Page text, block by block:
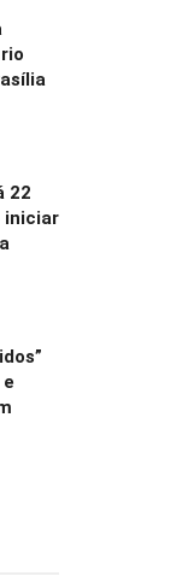
22
iniciar